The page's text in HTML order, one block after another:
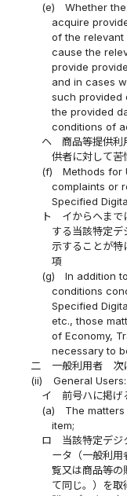
(e)
Whether
acquire
of the relevant
cause the
provide
and in cases
such provided
the provided
conditions of
ヘ
商品等提供利
供者に対して苦
(f)
Methods for
complaints or
Specified
ト
イからヘまで
する当該特定デ
示することが特
項
(g)
In addition
conditions
Specified
etc., those
of Economy,
necessary to
二
一般利用者 次
(ii)
General
イ
前号ハに掲げ
(a)
The
item;
ロ
当該特定デジ
ータ（一般利用
覧又は商品等の
て同じ。）を